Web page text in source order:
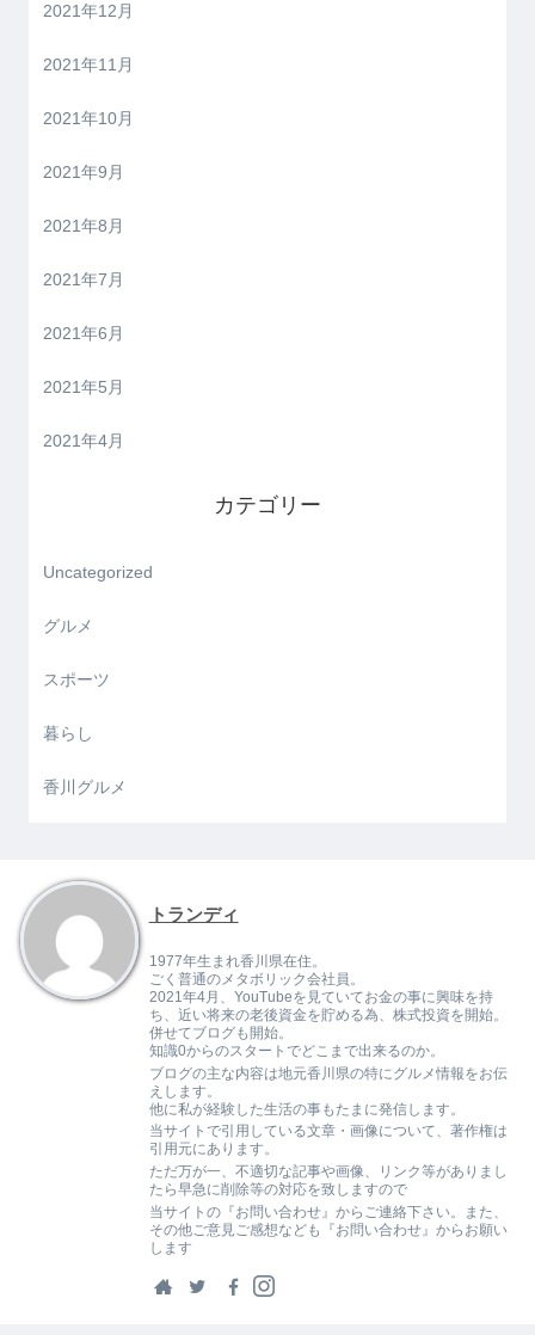
2021年12月
2021年11月
2021年10月
2021年9月
2021年8月
2021年7月
2021年6月
2021年5月
2021年4月
カテゴリー
Uncategorized
グルメ
スポーツ
暮らし
香川グルメ
トランディ
1977年生まれ香川県在住。
ごく普通のメタボリック会社員。
2021年4月、YouTubeを見ていてお金の事に興味を持
ち、近い将来の老後資金を貯める為、株式投資を開始。
併せてブログも開始。
知識0からのスタートでどこまで出来るのか。
ブログの主な内容は地元香川県の特にグルメ情報をお伝
えします。
他に私が経験した生活の事もたまに発信します。
当サイトで引用している文章・画像について、著作権は
引用元にあります。
ただ万が一、不適切な記事や画像、リンク等がありまし
たら早急に削除等の対応を致しますので
当サイトの『お問い合わせ』からご連絡下さい。また、
その他ご意見ご感想なども『お問い合わせ』からお願い
します